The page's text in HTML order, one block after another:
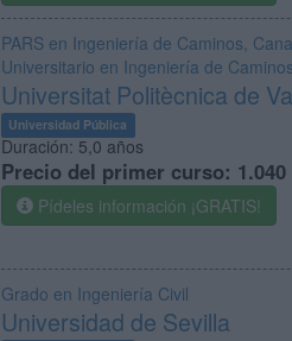
PARS en Ingeniería de Caminos,
Universitario en Ingeniería de
Universitat Politècnica de
Universidad Pública
Duración: 5,0 años
Precio del primer curso: 1.040
Pídeles información ¡GRATIS!
Grado en Ingeniería Civil
Universidad de Sevilla